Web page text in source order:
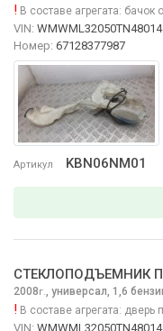
Артикул KBN06NM01
! В составе агрегата: бачок
VIN: WMWML32050TN48014
Номер: 67128377987
СТЕКЛОПОДЪЕМНИК
2008г. универсал, 1,6
! В составе агрегата: дверь
VIN: WMWML32050TN48014